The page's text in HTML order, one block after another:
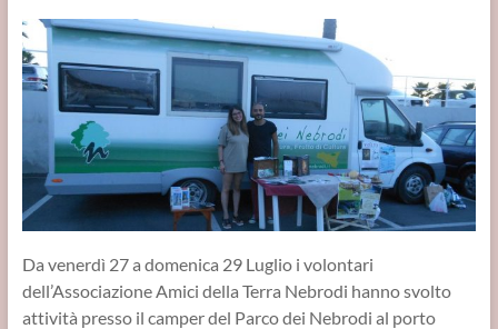
Da venerdì 27 a domenica 29 Luglio i volontari
dell’Associazione Amici della Terra Nebrodi hanno svolto
attività presso il camper del Parco dei Nebrodi al porto